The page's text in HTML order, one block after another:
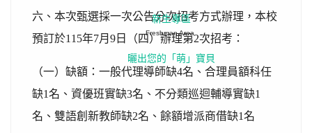
六、本次甄選採一次公告分次招考方式辦理，本校
預訂於115年7月9日（四）辦理第2次招考：
（一）缺額：一般代理導師缺4名、合理員額科任
缺1名、資優班實缺3名、不分類巡迴輔導實缺1
名、雙語創新教師缺2名、餘額增派商借缺1名
新生專區
Freshman Area
曬出您的「萌」寶貝